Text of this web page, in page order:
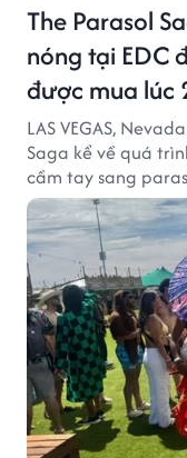
The Parasol
nóng tại EDC
được mua lúc
LAS VEGAS,
Saga kể về quá
cầm tay sang
sản phẩm được
công năng che